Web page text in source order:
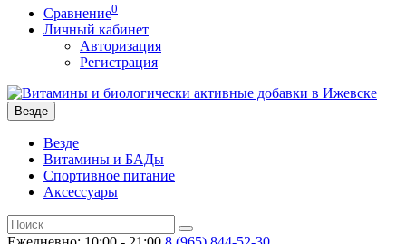
Сравнение0
Личный кабинет
Авторизация
Регистрация
Везде
Везде
Витамины и БАДы
Спортивное питание
Аксессуары